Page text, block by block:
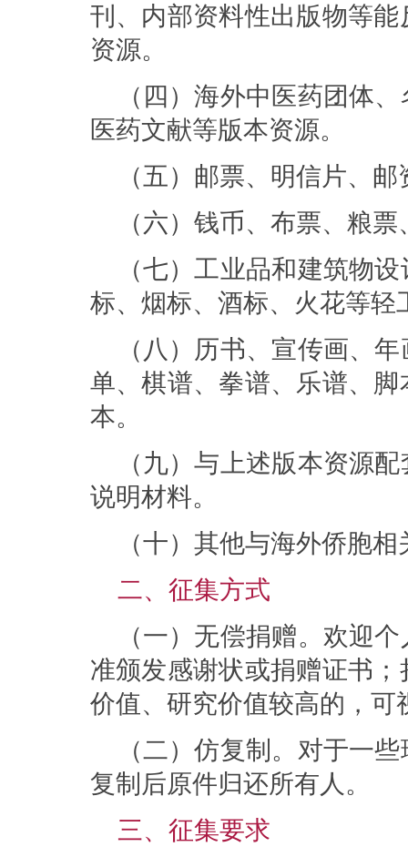
刊、内部资料性出版物等
资源。
（四）海外中医药团体
医药文献等版本资源。
（五）邮票、明信片、
（六）钱币、布票、粮
（七）工业品和建筑物
标、烟标、酒标、火花等轻
（八）历书、宣传画、
单、棋谱、拳谱、乐谱、
本。
（九）与上述版本资源
说明材料。
（十）其他与海外侨胞
二、征集方式
（一）无偿捐赠。欢迎
准颁发感谢状或捐赠证书
价值、研究价值较高的，可
（二）仿复制。对于一
复制后原件归还所有人。
三、征集要求